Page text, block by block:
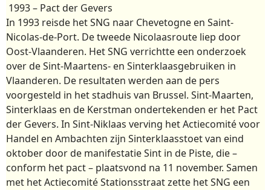
1993 – Pact der Gevers
In 1993 reisde het SNG naar Chevetogne en Saint-
Nicolas-de-Port. De tweede Nicolaasroute liep door
Oost-Vlaanderen. Het SNG verrichtte een onderzoek
over de Sint-Maartens- en Sinterklaasgebruiken in
Vlaanderen. De resultaten werden aan de pers
voorgesteld in het stadhuis van Brussel. Sint-Maarten,
Sinterklaas en de Kerstman ondertekenden er het Pact
der Gevers. In Sint-Niklaas verving het Actiecomité voor
Handel en Ambachten zijn Sinterklaasstoet van eind
oktober door de manifestatie Sint in de Piste, die –
conform het pact – plaatsvond na 11 november. Samen
met het Actiecomité Stationsstraat zette het SNG een